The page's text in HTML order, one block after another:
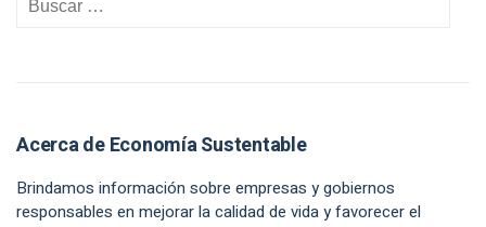
Acerca de Economía Sustentable
Brindamos información sobre empresas y gobiernos
responsables en mejorar la calidad de vida y favorecer el